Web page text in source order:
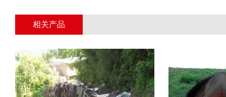
相关产品